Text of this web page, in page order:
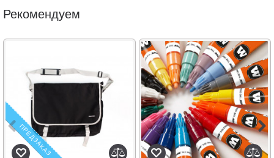
Рекомендуем
ПРЕДЗАКАЗ